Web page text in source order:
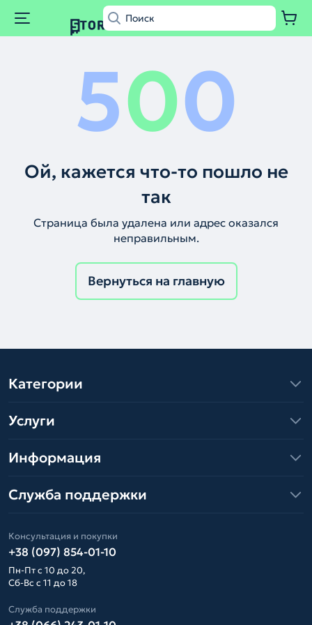
500
Ой, кажется что-то пошло не
так
Страница была удалена или адрес оказался
неправильным.
Вернуться на главную
Категории
Услуги
Информация
Служба поддержки
Консультация и покупки
+38 (097) 854-01-10
Пн-Пт с 10 до 20,
Сб-Вс с 11 до 18
Служба поддержки